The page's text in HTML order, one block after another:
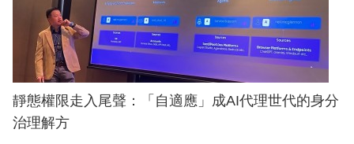
靜態權限走入尾聲：「自適應」成AI代理世代的身分
治理解方